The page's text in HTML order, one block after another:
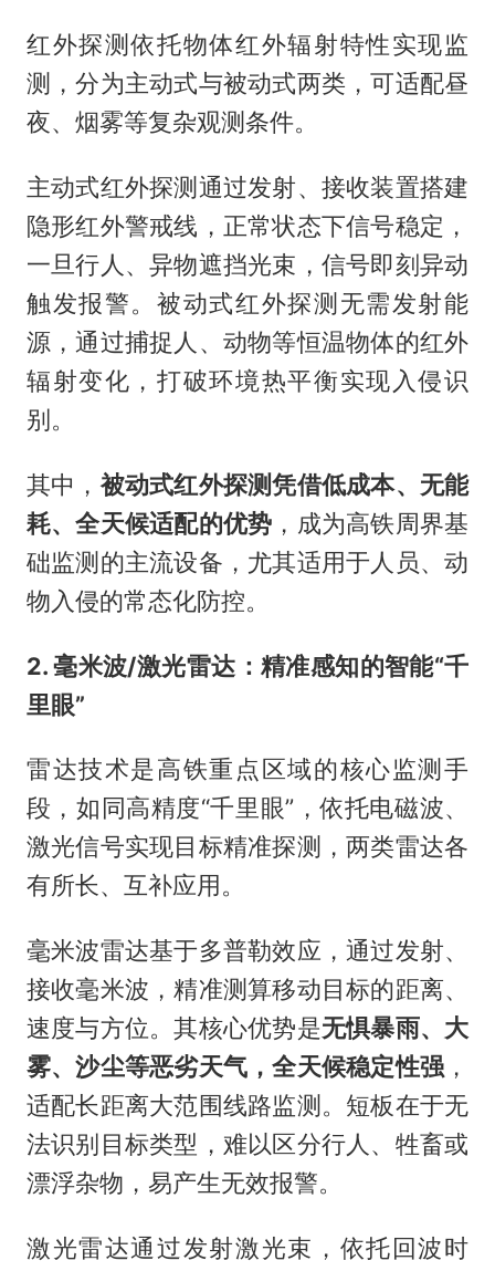
红外探测依托物体红外辐射特性实现监
测，分为主动式与被动式两类，可适配昼
夜、烟雾等复杂观测条件。
主动式红外探测通过发射、接收装置搭建
隐形红外警戒线，正常状态下信号稳定，
一旦行人、异物遮挡光束，信号即刻异动
触发报警。被动式红外探测无需发射能
源，通过捕捉人、动物等恒温物体的红外
辐射变化，打破环境热平衡实现入侵识
别。
其中，被动式红外探测凭借低成本、无能
耗、全天候适配的优势 ，成为高铁周界基
础监测的主流设备，尤其适用于人员、动
物入侵的常态化防控。
2. 毫米波/激光雷达：精准感知的智能“千
里眼”
雷达技术是高铁重点区域的核心监测手
段，如同高精度“千里眼”，依托电磁波、
激光信号实现目标精准探测，两类雷达各
有所长、互补应用。
毫米波雷达基于多普勒效应，通过发射、
接收毫米波，精准测算移动目标的距离、
速度与方位。其核心优势是无惧暴雨、大
雾、沙尘等恶劣天气，全天候稳定性强 ，
适配长距离大范围线路监测。短板在于无
法识别目标类型，难以区分行人、牲畜或
漂浮杂物，易产生无效报警。
激光雷达通过发射激光束，依托回波时